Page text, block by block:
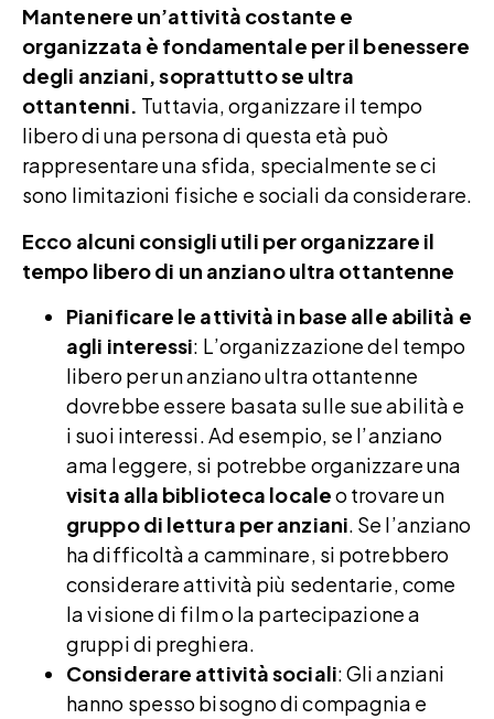
Mantenere un’attività costante e
organizzata è fondamentale per il benessere
degli anziani, soprattutto se ultra
ottantenni. Tuttavia, organizzare il tempo
libero di una persona di questa età può
rappresentare una sfida, specialmente se ci
sono limitazioni fisiche e sociali da considerare.
Ecco alcuni consigli utili per organizzare il
tempo libero di un anziano ultra ottantenne
Pianificare le attività in base alle abilità e
agli interessi: L’organizzazione del tempo
libero per un anziano ultra ottantenne
dovrebbe essere basata sulle sue abilità e
i suoi interessi. Ad esempio, se l’anziano
ama leggere, si potrebbe organizzare una
visita alla biblioteca localeo trovare un
gruppo di lettura per anziani. Se l’anziano
ha difficoltà a camminare, si potrebbero
considerare attività più sedentarie, come
la visione di film o la partecipazione a
gruppi di preghiera.
Considerare attività sociali: Gli anziani
hanno spesso bisogno di compagnia e